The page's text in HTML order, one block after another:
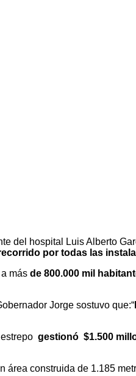
del hospital Luis Alberto
por todas las
más de 800.000 mil
Jorge sostuvo que:“
gestionó $1.500
construida de 1.185